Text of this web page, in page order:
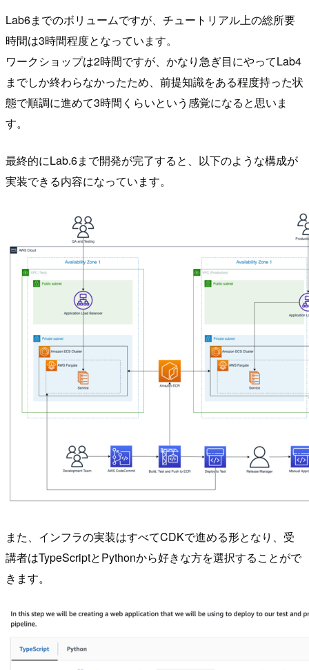
Lab6までのボリュームですが、チュートリアル上の総所要
時間は3時間程度となっています。
ワークショップは2時間ですが、かなり急ぎ目にやってLab4
までしか終わらなかったため、前提知識をある程度持った状
態で順調に進めて3時間くらいという感覚になると思いま
す。
最終的にLab.6まで開発が完了すると、以下のような構成が
実装できる内容になっています。
また、インフラの実装はすべてCDKで進める形となり、受
講者はTypeScriptとPythonから好きな方を選択することがで
きます。